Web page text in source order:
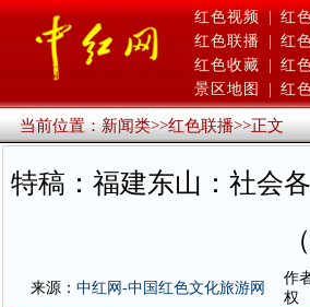
红色视频 | 红
红色联播
红
红色收藏
红
景区地图
红
当前位置：新闻类>>红色联播>>正文
特稿：福建东山：社会
来源： 中红网-中国红色文化旅游网
作
权